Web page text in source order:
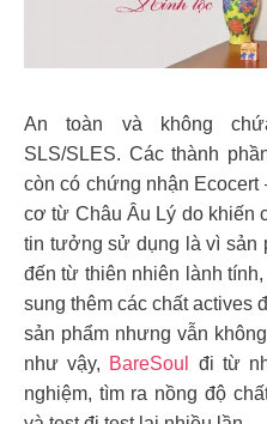
An toàn và không
SLS/SLES. Các thành
còn có chứng nhận
cơ từ Châu Âu Lý do khiến
tin tưởng sử dụng là vì sản
đến từ thiên nhiên lành
sung thêm các chất actives
sản phẩm nhưng vẫn
như vậy, BareSoul
đi từ
nghiệm, tìm ra nồng độ